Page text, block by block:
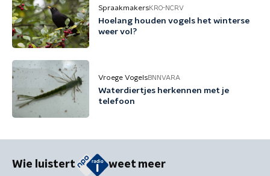
SpraakmakersKRO-NCRV
Hoelang houden vogels het winterse
weer vol?
Vroege VogelsBNNVARA
Waterdiertjes herkennen met je
telefoon
Wie luistert weet meer